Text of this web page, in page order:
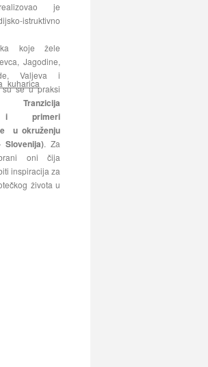
je
istruktivno
koje žele
Jagodine,
Valjeva i
su se u praksi
i primeri
u okruženju
. Za
oni čija
inspiracija za
života u